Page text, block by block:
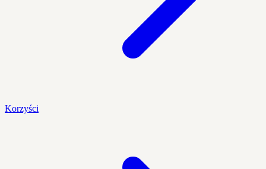
Korzyści